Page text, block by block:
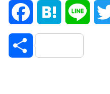
FacebookHatena Line
共